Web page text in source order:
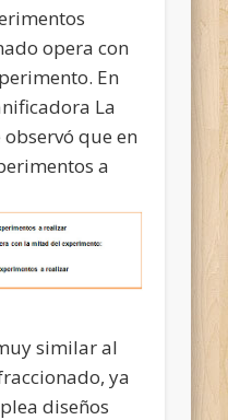
opera con
En
La
que en
a
similar al
ya
diseños